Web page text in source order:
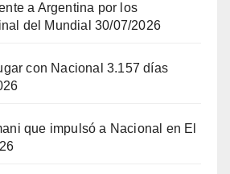
a Argentina por los
del Mundial 30/07/2026
con Nacional 3.157 días
que impulsó a Nacional en El